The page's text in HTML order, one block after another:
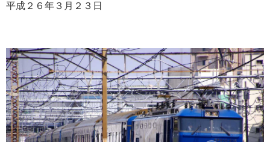
平成２６年３月２３日